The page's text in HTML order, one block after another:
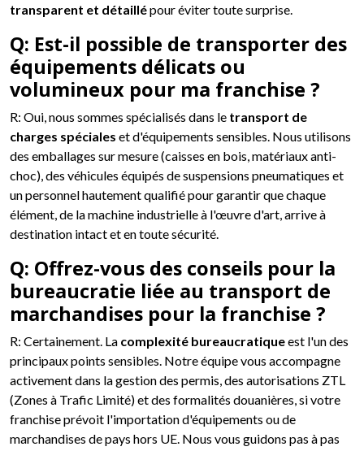
transparent et détaillépour éviter toute surprise.
Q: Est-il possible de transporter des
équipements délicats ou
volumineux pour ma franchise ?
R: Oui, nous sommes spécialisés dans le transport de
charges spéciales et d'équipements sensibles. Nous utilisons
des emballages sur mesure (caisses en bois, matériaux anti-
choc), des véhicules équipés de suspensions pneumatiques et
un personnel hautement qualifié pour garantir que chaque
élément, de la machine industrielle à l'œuvre d'art, arrive à
destination intact et en toute sécurité.
Q: Offrez-vous des conseils pour la
bureaucratie liée au transport de
marchandises pour la franchise ?
R: Certainement. La complexité bureaucratiqueest l'un des
principaux points sensibles. Notre équipe vous accompagne
activement dans la gestion des permis, des autorisations ZTL
(Zones à Trafic Limité) et des formalités douanières, si votre
franchise prévoit l'importation d'équipements ou de
marchandises de pays hors UE. Nous vous guidons pas à pas